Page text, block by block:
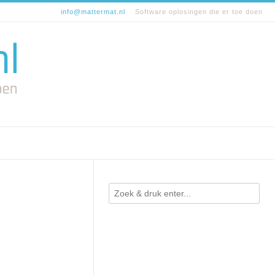
info@mattermat.nl Software oplosingen die er toe doen